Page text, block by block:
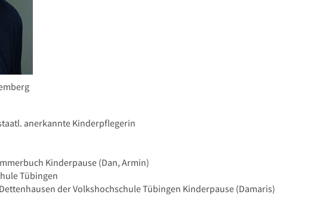
anerkannte Kinderpflegerin
Kinderpause (Dan, Armin)
Tübingen
der Volkshochschule Tübingen Kinderpause (Damaris)